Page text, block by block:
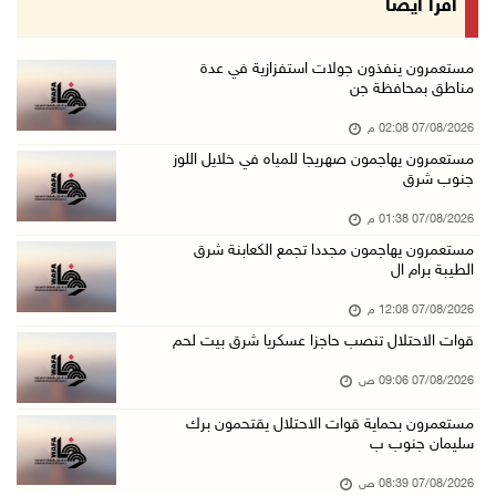
مستعمرون بحماية قوات الاحتلال يقتحمون برك سلي ...
الاحتلال يقتحم بلدة طمون جنوب طوباس
محافظة القدس: انسحاب قوات الاحتلال من مخيم قل ...
الطقس: أجواء صافية صيفية والحرارة حول معدلها ...
07/آب/2026 08:15 ص
تواصل انتهاكات الاحتلال والمستعمرين: اعتقالات ...
06/آب/2026 11:53 م
الاحتلال يخطر باقتلاع أشجار من 310 دونمات وال ...
06/آب/2026 11:14 م
قوات الاحتلال تقتحم يعبد جنوب غرب جنين
اقرأ أيضا
مستعمرون ينفذون جولات استفزازية في عدة
مناطق بمحافظة جن
07/08/2026 02:08 م
مستعمرون يهاجمون صهريجا للمياه في خلايل اللوز
جنوب شرق
07/08/2026 01:38 م
مستعمرون يهاجمون مجددا تجمع الكعابنة شرق
الطيبة برام ال
07/08/2026 12:08 م
قوات الاحتلال تنصب حاجزا عسكريا شرق بيت لحم
07/08/2026 09:06 ص
مستعمرون بحماية قوات الاحتلال يقتحمون برك
سليمان جنوب ب
07/08/2026 08:39 ص